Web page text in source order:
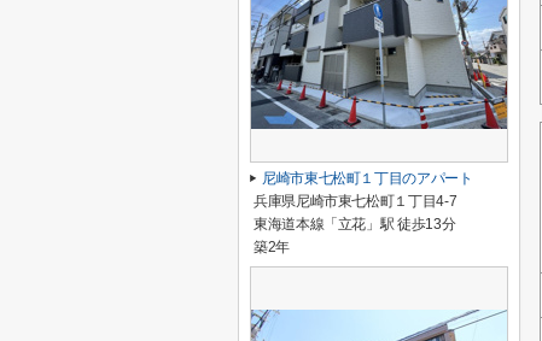
尼崎市東七松町１丁目のアパート
兵庫県尼崎市東七松町１丁目4-7
東海道本線「立花」駅 徒歩13分
築2年